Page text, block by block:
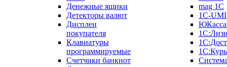
Денежные ящики
Детекторы валют
Дисплеи
покупателя
Клавиатуры
программируемые
Счетчики банкнот
mag 1C
1C-UMI